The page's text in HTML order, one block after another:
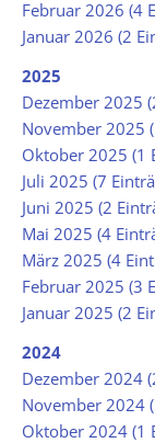
Februar 2026 (4
Januar 2026 (2
2025
Dezember 2025
November 2025
Oktober 2025 (1
Juli 2025 (7
Juni 2025 (2
Mai 2025 (4
März 2025 (4
Februar 2025 (3
Januar 2025 (2
2024
Dezember 2024
November 2024
Oktober 2024 (1